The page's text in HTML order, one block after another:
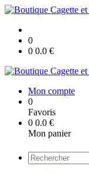
0
0 0.0 €
Mon compte
0
Favoris
0 0.0 €
Mon panier